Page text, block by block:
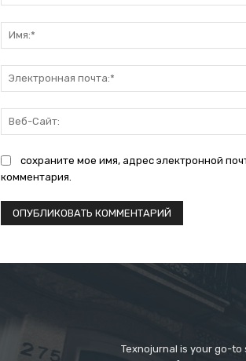
сохраните мое имя, адрес электронной
комментария.
Texnojurnal is your go-